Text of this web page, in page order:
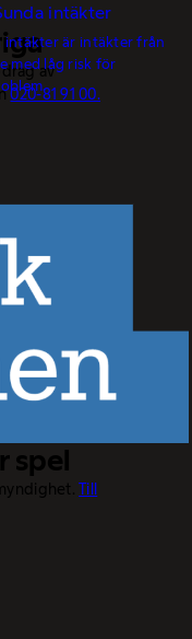
intäkter
intäkter är intäkter från
med låg risk för
av
020-81 91 00.
spel
Till